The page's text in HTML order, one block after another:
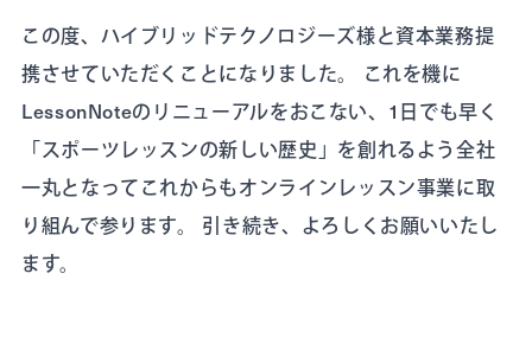
この度、ハイブリッドテクノロジーズ様と資本業務提
携させていただくことになりました。 これを機に
LessonNoteのリニューアルをおこない、1日でも早く
「スポーツレッスンの新しい歴史」を創れるよう全社
一丸となってこれからもオンラインレッスン事業に取
り組んで参ります。 引き続き、よろしくお願いいたし
ます。